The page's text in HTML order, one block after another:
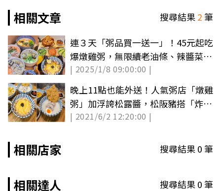
相關文章
搜尋結果2筆
連３天「粥品買一送一」！45元起吃
爆燉雞粥，無限續老油條、辣醬菜、
飲料暢飲
| 2025/1/8 09:00:00 |
晚上11點也能外送！人氣粥店「燉雞
粥」加浮誇松露醬，松阪豬搭「炸春
捲皮」口感更豐富
| 2021/6/2 12:20:00 |
相關店家 搜尋結果0筆
相關達人 搜尋結果0筆